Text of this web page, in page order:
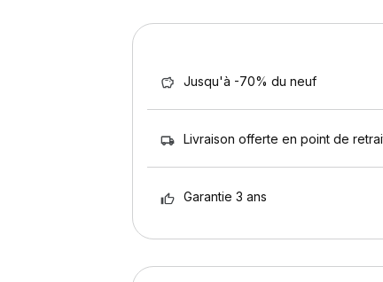
Jusqu'à -70% du neuf
Livraison offerte en point de
Garantie 3 ans